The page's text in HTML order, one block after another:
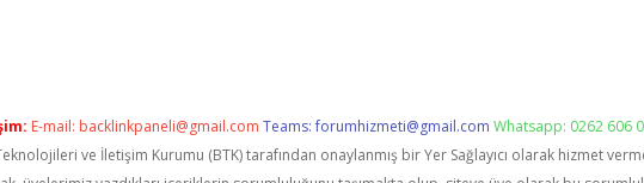
E-mail: backlinkpaneli@gmail.com Teams:forumhizmeti@gmail.com Whatsapp: 0262 606
ve İletişim Kurumu (BTK) tarafından onaylanmış bir Yer Sağlayıcı olarak hizmet